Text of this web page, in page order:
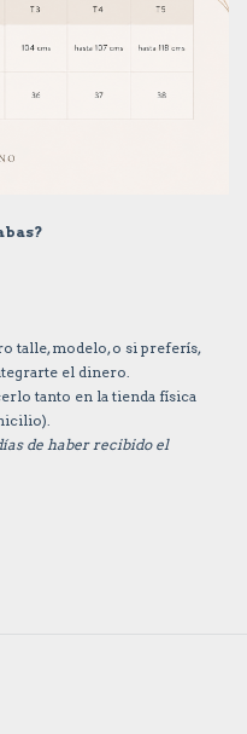
talle, modelo, o si preferís,
el dinero.
tanto en la tienda física
de haber recibido el